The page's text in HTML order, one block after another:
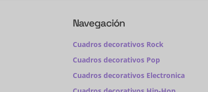
Navegación
Cuadros decorativos Rock
Cuadros decorativos Pop
Cuadros decorativos Electronica